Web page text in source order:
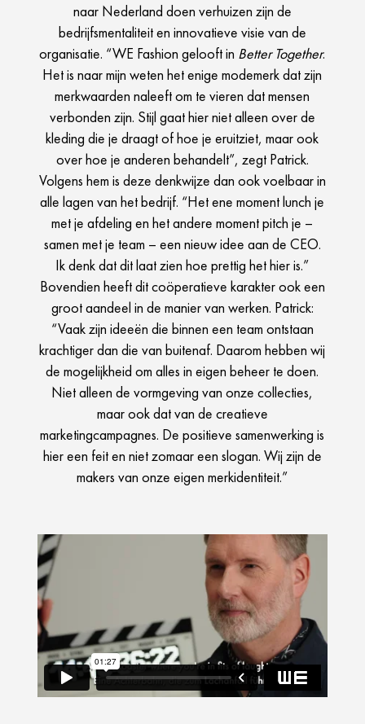
naar Nederland doen verhuizen zijn de
bedrijfsmentaliteit en innovatieve visie van de
organisatie. “WE Fashion gelooft in Better Together.
Het is naar mijn weten het enige modemerk dat zijn
merkwaarden naleeft om te vieren dat mensen
verbonden zijn. Stijl gaat hier niet alleen over de
kleding die je draagt of hoe je eruitziet, maar ook
over hoe je anderen behandelt”, zegt Patrick.
Volgens hem is deze denkwijze dan ook voelbaar in
alle lagen van het bedrijf. “Het ene moment lunch je
met je afdeling en het andere moment pitch je –
samen met je team – een nieuw idee aan de CEO.
Ik denk dat dit laat zien hoe prettig het hier is.”
Bovendien heeft dit coöperatieve karakter ook een
groot aandeel in de manier van werken. Patrick:
“Vaak zijn ideeën die binnen een team ontstaan
krachtiger dan die van buitenaf. Daarom hebben wij
de mogelijkheid om alles in eigen beheer te doen.
Niet alleen de vormgeving van onze collecties,
maar ook dat van de creatieve
marketingcampagnes. De positieve samenwerking is
hier een feit en niet zomaar een slogan. Wij zijn de
makers van onze eigen merkidentiteit.”